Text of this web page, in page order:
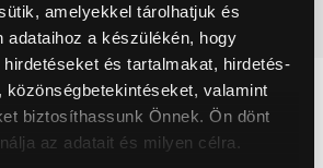
amelyekkel tárolhatjuk és
adataihoz a készülékén, hogy
és tartalmakat, hirdetés-
közönségbetekintéseket, valamint
biztosíthassunk Önnek. Ön dönt
az adatait és milyen célra.
Neked ajánljuk